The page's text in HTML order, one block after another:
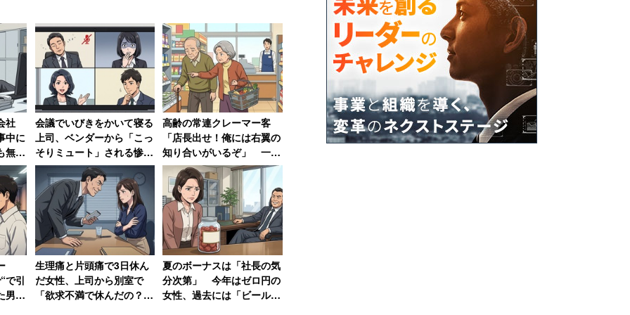
社
中に
無視
社員
」
会議でいびきをかいて寝る
上司、ベンダーから「こっ
そりミュート」される惨
事 上に相談しても「本人
と話しといて～」
高齢の常連クレーマー客
「店長出せ！俺には右翼の
知り合いがいるぞ」 一方
普段は「奥様と一緒だと大
人しく買い物」
で引
男
生理痛と片頭痛で3日休ん
だ女性、上司から別室で
「欲求不満で休んだの？」
夏のボーナスは「社長の気
分次第」 今年はゼロ円の
女性、過去には「ビールや